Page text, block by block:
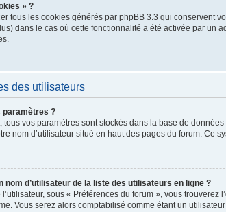
» ?
tous les cookies générés par phpBB 3.3 qui conservent
dans le cas où cette fonctionnalité a été activée par
des utilisateurs
paramètres ?
vos paramètres sont stockés dans la base de
nom d’utilisateur situé en haut des pages du forum. Ce
nom d’utilisateur de la liste des utilisateurs en ligne ?
sous « Préférences du forum », vous
Vous serez alors comptabilisé comme étant un utilisateur